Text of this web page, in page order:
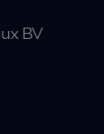
BV